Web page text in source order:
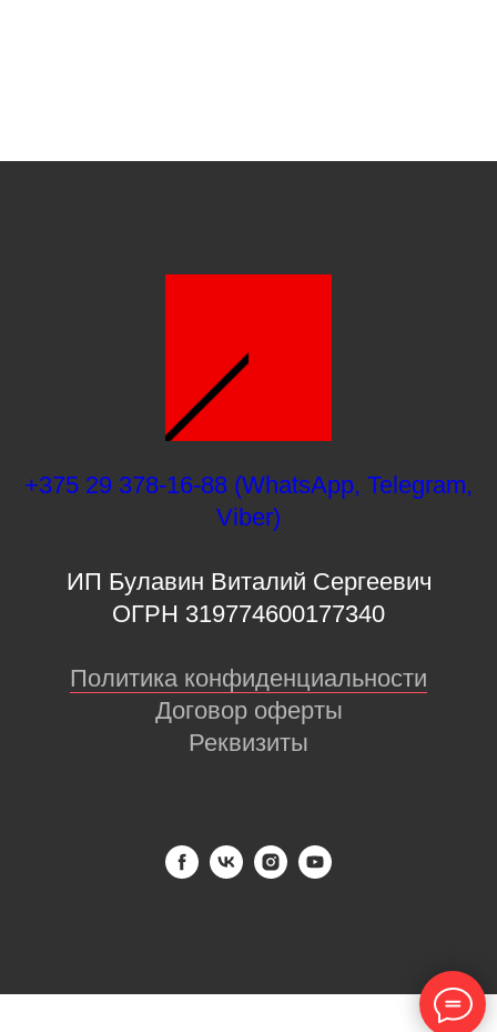
+375 29 378-16-88 (WhatsApp, Telegram,
Viber)
ИП Булавин Виталий Сергеевич
ОГРН 319774600177340
Политика конфиденциальности
Договор оферты
Реквизиты